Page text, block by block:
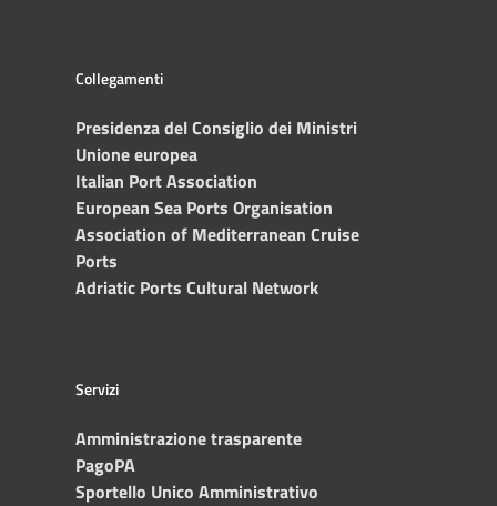
Collegamenti
Presidenza del Consiglio dei Ministri
Unione europea
Italian Port Association
European Sea Ports Organisation
Association of Mediterranean Cruise
Ports
Adriatic Ports Cultural Network
Servizi
Amministrazione trasparente
PagoPA
Sportello Unico Amministrativo